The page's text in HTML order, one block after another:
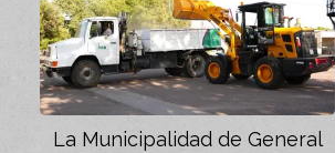
La Municipalidad de General